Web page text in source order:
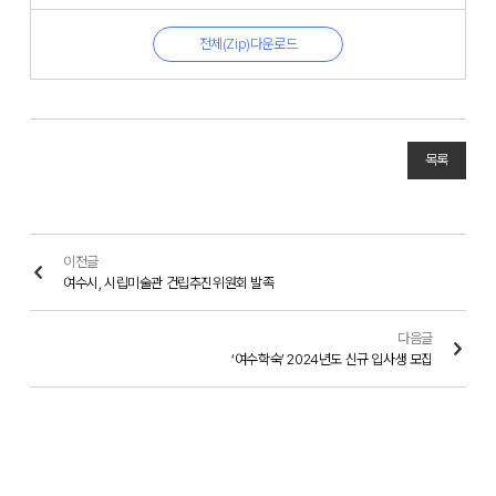
전체(Zip)다운로드
목록
이전글
여수시, 시립미술관 건립추진위원회 발족
다음글
‘여수학숙’ 2024년도 신규 입사생 모집